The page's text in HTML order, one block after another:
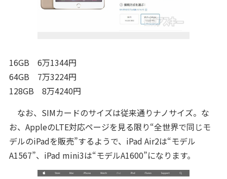
16GB 6万1344円
64GB 7万3224円
128GB 8万4240円
なお、SIMカードのサイズは従来通りナノサイズ。な
お、AppleのLTE対応ページを見る限り“全世界で同じモ
デルのiPadを販売”するようで、iPad Air2は“モデル
A1567”、iPad mini3は“モデルA1600”になります。